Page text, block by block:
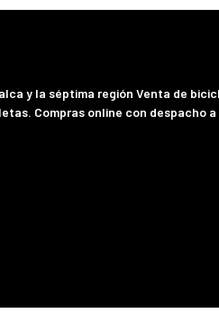
y la séptima región Venta de
Compras online con despacho